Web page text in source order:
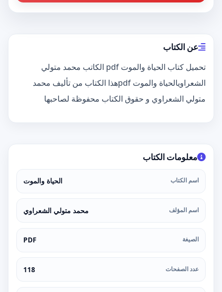
عن الكتاب
تحميل كتاب الحياة والموت pdf الكاتب محمد متولي
الشعراويالحياة والموت pdfهذا الكتاب من تأليف محمد
متولي الشعراوي و حقوق الكتاب محفوظة لصاحبها
معلومات الكتاب
اسم الكتاب الحياة والموت
اسم المؤلف محمد متولي الشعراوي
الصيغة PDF
عدد الصفحات 118